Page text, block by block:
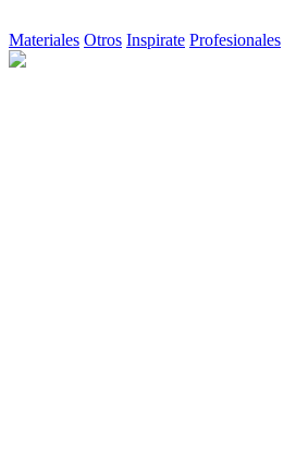
Materiales Otros Inspirate Profesionales